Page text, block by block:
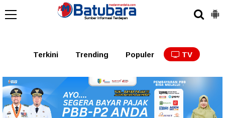
Terkini Trending Populer TV